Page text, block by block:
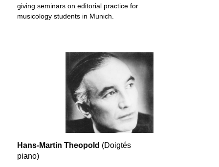
giving seminars on editorial practice for
musicology students in Munich.
Hans-Martin Theopold (Doigtés
piano)